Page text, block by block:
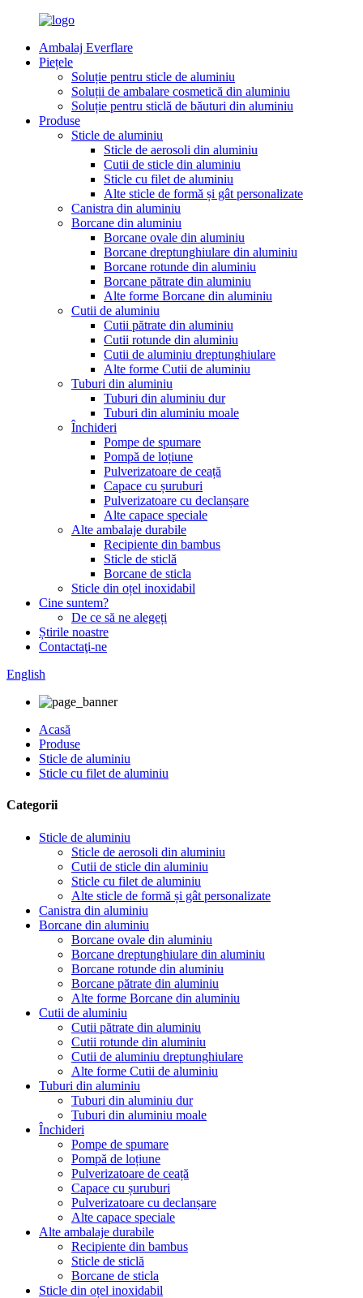
Ambalaj Everflare
Piețele
Soluție pentru sticle de aluminiu
Soluții de ambalare cosmetică din aluminiu
Soluție pentru sticlă de băuturi din aluminiu
Produse
Sticle de aluminiu
Sticle de aerosoli din aluminiu
Cutii de sticle din aluminiu
Sticle cu filet de aluminiu
Alte sticle de formă și gât personalizate
Canistra din aluminiu
Borcane din aluminiu
Borcane ovale din aluminiu
Borcane dreptunghiulare din aluminiu
Borcane rotunde din aluminiu
Borcane pătrate din aluminiu
Alte forme Borcane din aluminiu
Cutii de aluminiu
Cutii pătrate din aluminiu
Cutii rotunde din aluminiu
Cutii de aluminiu dreptunghiulare
Alte forme Cutii de aluminiu
Tuburi din aluminiu
Tuburi din aluminiu dur
Tuburi din aluminiu moale
Închideri
Pompe de spumare
Pompă de loțiune
Pulverizatoare de ceață
Capace cu șuruburi
Pulverizatoare cu declanșare
Alte capace speciale
Alte ambalaje durabile
Recipiente din bambus
Sticle de sticlă
Borcane de sticla
Sticle din oțel inoxidabil
Cine suntem?
De ce să ne alegeți
Știrile noastre
Contactaţi-ne
English
Acasă
Produse
Sticle de aluminiu
Sticle cu filet de aluminiu
Categorii
Sticle de aluminiu
Sticle de aerosoli din aluminiu
Cutii de sticle din aluminiu
Sticle cu filet de aluminiu
Alte sticle de formă și gât personalizate
Canistra din aluminiu
Borcane din aluminiu
Borcane ovale din aluminiu
Borcane dreptunghiulare din aluminiu
Borcane rotunde din aluminiu
Borcane pătrate din aluminiu
Alte forme Borcane din aluminiu
Cutii de aluminiu
Cutii pătrate din aluminiu
Cutii rotunde din aluminiu
Cutii de aluminiu dreptunghiulare
Alte forme Cutii de aluminiu
Tuburi din aluminiu
Tuburi din aluminiu dur
Tuburi din aluminiu moale
Închideri
Pompe de spumare
Pompă de loțiune
Pulverizatoare de ceață
Capace cu șuruburi
Pulverizatoare cu declanșare
Alte capace speciale
Alte ambalaje durabile
Recipiente din bambus
Sticle de sticlă
Borcane de sticla
Sticle din oțel inoxidabil